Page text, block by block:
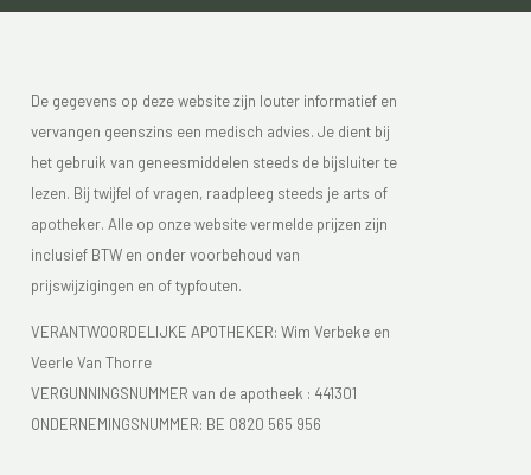
De gegevens op deze website zijn louter informatief en
vervangen geenszins een medisch advies. Je dient bij
het gebruik van geneesmiddelen steeds de bijsluiter te
lezen. Bij twijfel of vragen, raadpleeg steeds je arts of
apotheker. Alle op onze website vermelde prijzen zijn
inclusief BTW en onder voorbehoud van
prijswijzigingen en of typfouten.
VERANTWOORDELIJKE APOTHEKER: Wim Verbeke en
Veerle Van Thorre
VERGUNNINGSNUMMER van de apotheek : 441301
ONDERNEMINGSNUMMER: BE 0820 565 956